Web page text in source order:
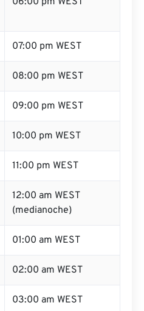
07:00 pm WEST
08:00 pm WEST
09:00 pm WEST
10:00 pm WEST
11:00 pm WEST
12:00 am WEST
(medianoche)
01:00 am WEST
02:00 am WEST
03:00 am WEST